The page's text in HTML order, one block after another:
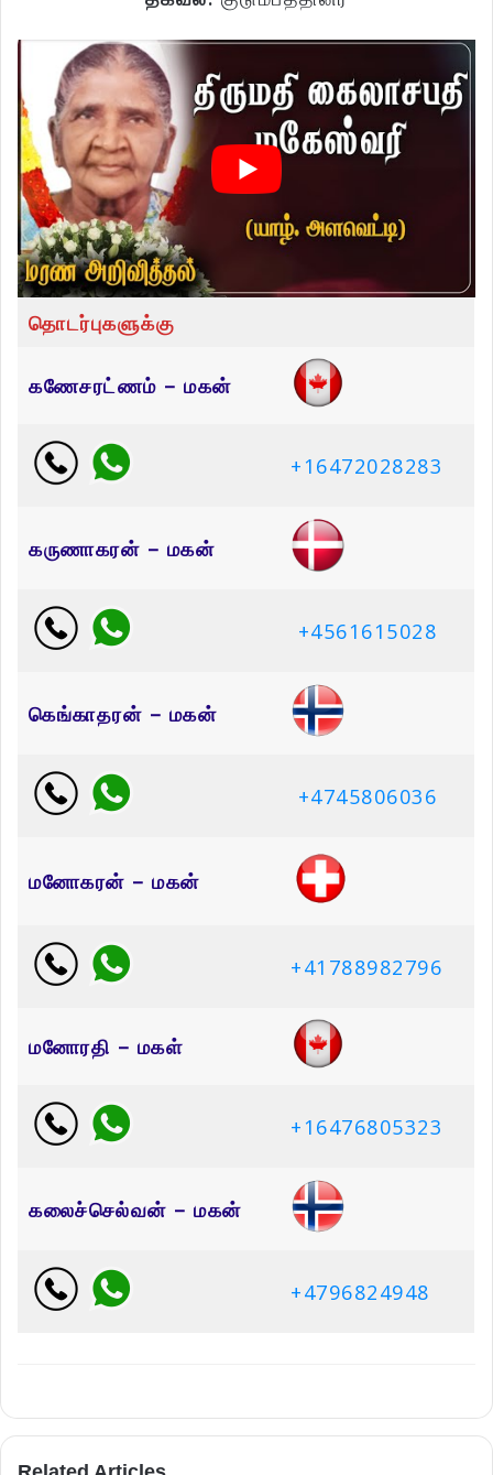
தொடர்புகளுக்கு
கணேசரட்ணம் – மகன்
+16472028283
கருணாகரன் – மகன்
+4561615028
கெங்காதரன் – மகன்
+4745806036
மனோகரன் – மகன்
+41788982796
மனோரதி – மகள்
+16476805323
கலைச்செல்வன் – மகன்
+4796824948